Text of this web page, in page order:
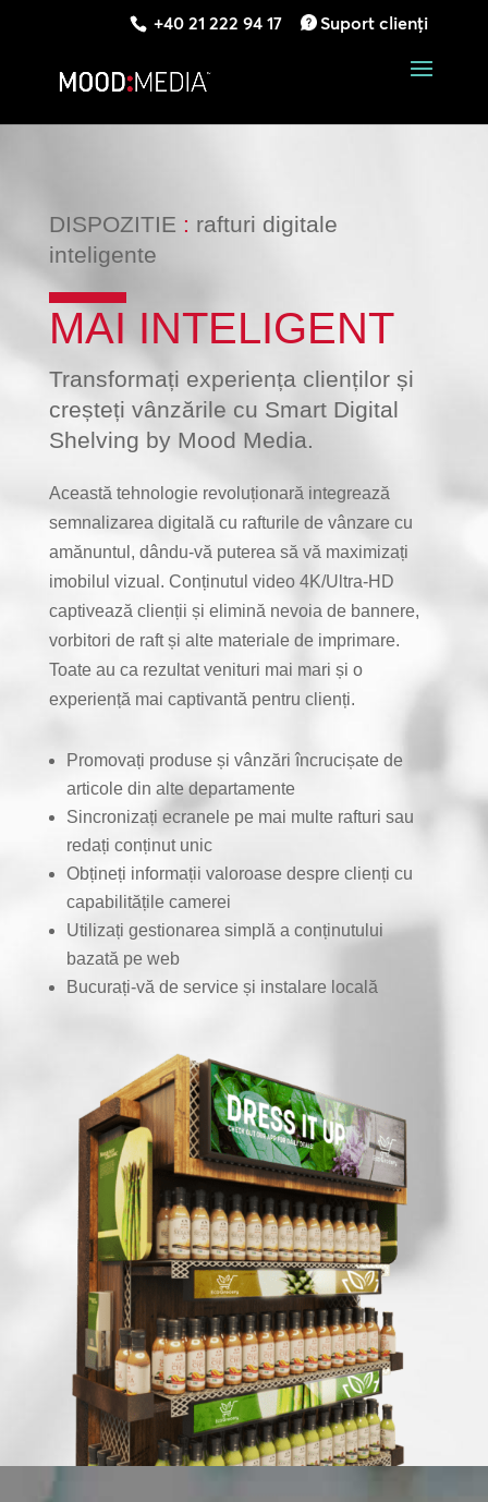
+40 21 222 94 17 Suport clienți
DISPOZITIE : rafturi digitale
inteligente
MAI INTELIGENT
Transformați experiența clienților și
creșteți vânzările cu Smart Digital
Shelving by Mood Media.
Această tehnologie revoluționară integrează
semnalizarea digitală cu rafturile de vânzare cu
amănuntul, dându-vă puterea să vă maximizați
imobilul vizual. Conținutul video 4K/Ultra-HD
captivează clienții și elimină nevoia de bannere,
vorbitori de raft și alte materiale de imprimare.
Toate au ca rezultat venituri mai mari și o
experiență mai captivantă pentru clienți.
Promovați produse și vânzări încrucișate de
articole din alte departamente
Sincronizați ecranele pe mai multe rafturi sau
redați conținut unic
Obțineți informații valoroase despre clienți cu
capabilitățile camerei
Utilizați gestionarea simplă a conținutului
bazată pe web
Bucurați-vă de service și instalare locală